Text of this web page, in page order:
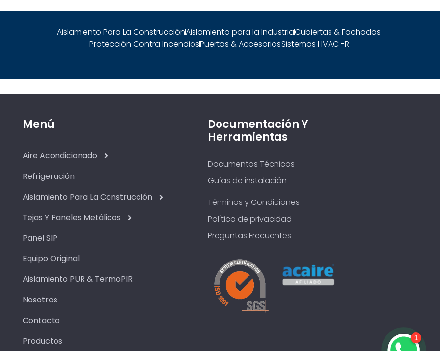
Aislamiento Para La ConstrucciónAislamiento para la IndustriaCubiertas & Fachadas
Protección Contra IncendiosPuertas & AccesoriosSistemas HVAC -R
Menú
Aire Acondicionado
Refrigeración
Aislamiento Para La Construcción
Tejas Y Paneles Metálicos
Panel SIP
Equipo Original
Aislamiento PUR & TermoPIR
Nosotros
Contacto
Productos
Documentación Y
Herramientas
Documentos Técnicos
Guías de instalación
Términos y Condiciones
Política de privacidad
Preguntas Frecuentes
1